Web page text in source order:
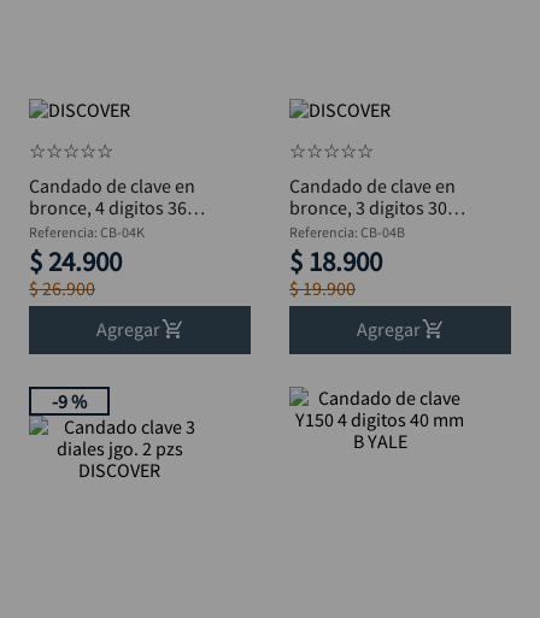
☆☆☆☆☆
Candado de clave en
bronce, 4 digitos 36
mm DISCOVER
Referencia: CB-04K
$ 24.900
$26.900
Agregar
☆☆☆☆☆
Candado de clave en
bronce, 3 digitos 30
mm DISCOVER
Referencia: CB-04B
$ 18.900
$19.900
Agregar
-9 %